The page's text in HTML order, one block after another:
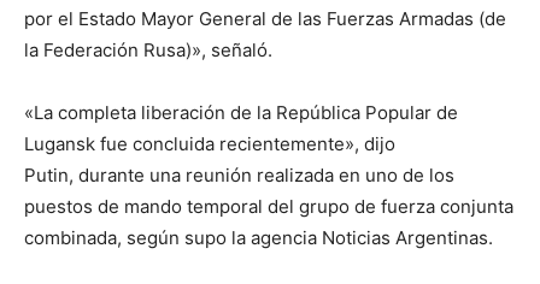
por el Estado Mayor General de las Fuerzas Armadas (de
la Federación Rusa)», señaló.
«La completa liberación de la República Popular de
Lugansk fue concluida recientemente», dijo
Putin, durante una reunión realizada en uno de los
puestos de mando temporal del grupo de fuerza conjunta
combinada, según supo la agencia Noticias Argentinas.